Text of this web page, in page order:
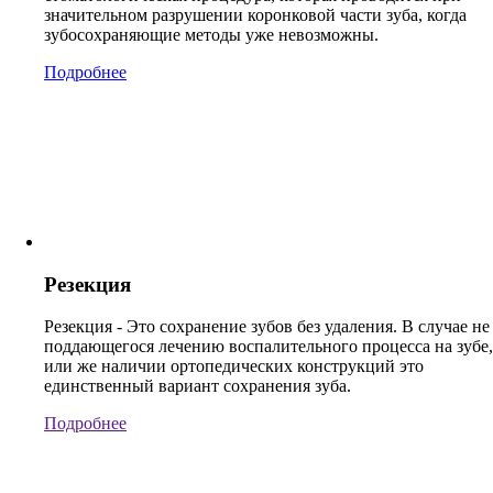
значительном разрушении коронковой части зуба, когда
зубосохраняющие методы уже невозможны.
Подробнее
Резекция
Резекция - Это сохранение зубов без удаления. В случае не
поддающегося лечению воспалительного процесса на зубе,
или же наличии ортопедических конструкций это
единственный вариант сохранения зуба.
Подробнее